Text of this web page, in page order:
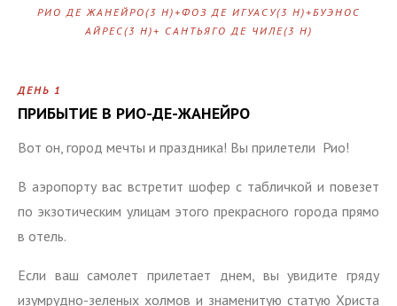
РИО ДЕ ЖАНЕЙРО(3 Н)+ФОЗ ДЕ ИГУАСУ(3 Н)+БУЭНОС
АЙРЕС(3 Н)+ САНТЬЯГО ДЕ ЧИЛЕ(3 Н)
ДЕНЬ 1
ПРИБЫТИЕ В РИО-ДЕ-ЖАНЕЙРО
Вот он, город мечты и праздника! Вы прилетели Рио!
В аэропорту вас встретит шофер с табличкой и повезет
по экзотическим улицам этого прекрасного города прямо
в отель.
Если ваш самолет прилетает днем, вы увидите гряду
изумрудно-зеленых холмов и знаменитую статую Христа